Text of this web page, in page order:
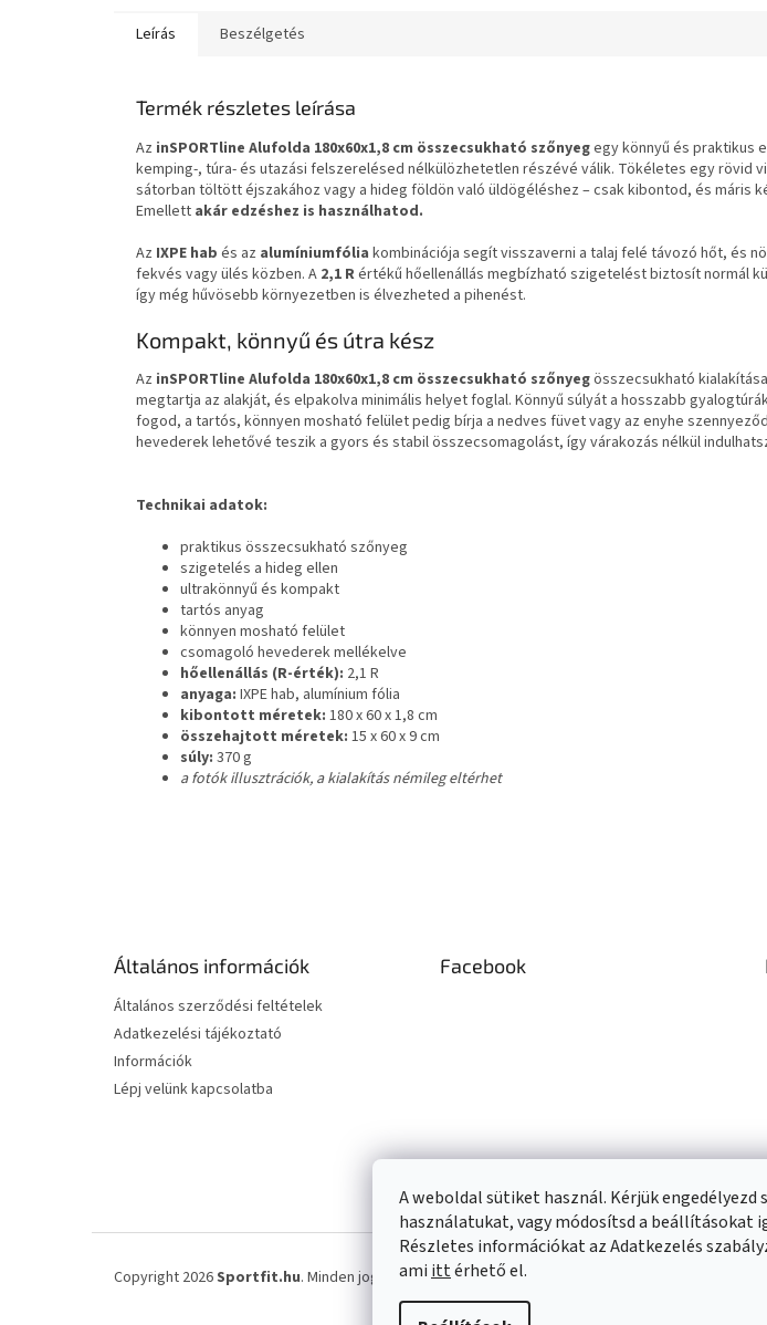
A weboldal sütiket használ. Kérjük engedélyezd
használatukat, vagy módosítsd a beállításokat
Részletes információkat az Adatkezelés
ami ittérhető el.
Leírás Beszélgetés
Termék részletes leírása
Az inSPORTline Alufolda 180x60x1,8 cm összecsukható szőnyegegy könnyű és praktikus
kemping-, túra- és utazási felszerelésed nélkülözhetetlen részévé válik. Tökéletes egy rövid
sátorban töltött éjszakához vagy a hideg földön való üldögéléshez – csak kibontod, és máris
Emellett akár edzéshez is használhatod.
Az IXPE hab és az alumíniumfólia kombinációja segít visszaverni a talaj felé távozó hőt, és
fekvés vagy ülés közben. A 2,1 Rértékű hőellenállás megbízható szigetelést biztosít normál
így még hűvösebb környezetben is élvezheted a pihenést.
Kompakt, könnyű és útra kész
Az inSPORTline Alufolda 180x60x1,8 cm összecsukható szőnyegösszecsukható
megtartja az alakját, és elpakolva minimális helyet foglal. Könnyű súlyát a hosszabb
fogod, a tartós, könnyen mosható felület pedig bírja a nedves füvet vagy az enyhe
hevederek lehetővé teszik a gyors és stabil összecsomagolást, így várakozás nélkül
Technikai adatok:
praktikus összecsukható szőnyeg
szigetelés a hideg ellen
ultrakönnyű és kompakt
tartós anyag
könnyen mosható felület
csomagoló hevederek mellékelve
hőellenállás (R-érték): 2,1 R
anyaga: IXPE hab, alumínium fólia
kibontott méretek: 180 x 60 x 1,8 cm
összehajtott méretek: 15 x 60 x 9 cm
súly: 370 g
a fotók illusztrációk, a kialakítás némileg eltérhet
Általános információk
Általános szerződési feltételek
Adatkezelési tájékoztató
Információk
Lépj velünk kapcsolatba
Facebook
Copyright 2026Sportfit.hu. Minden jog fenntartva.Süti beállítások szerkesztése